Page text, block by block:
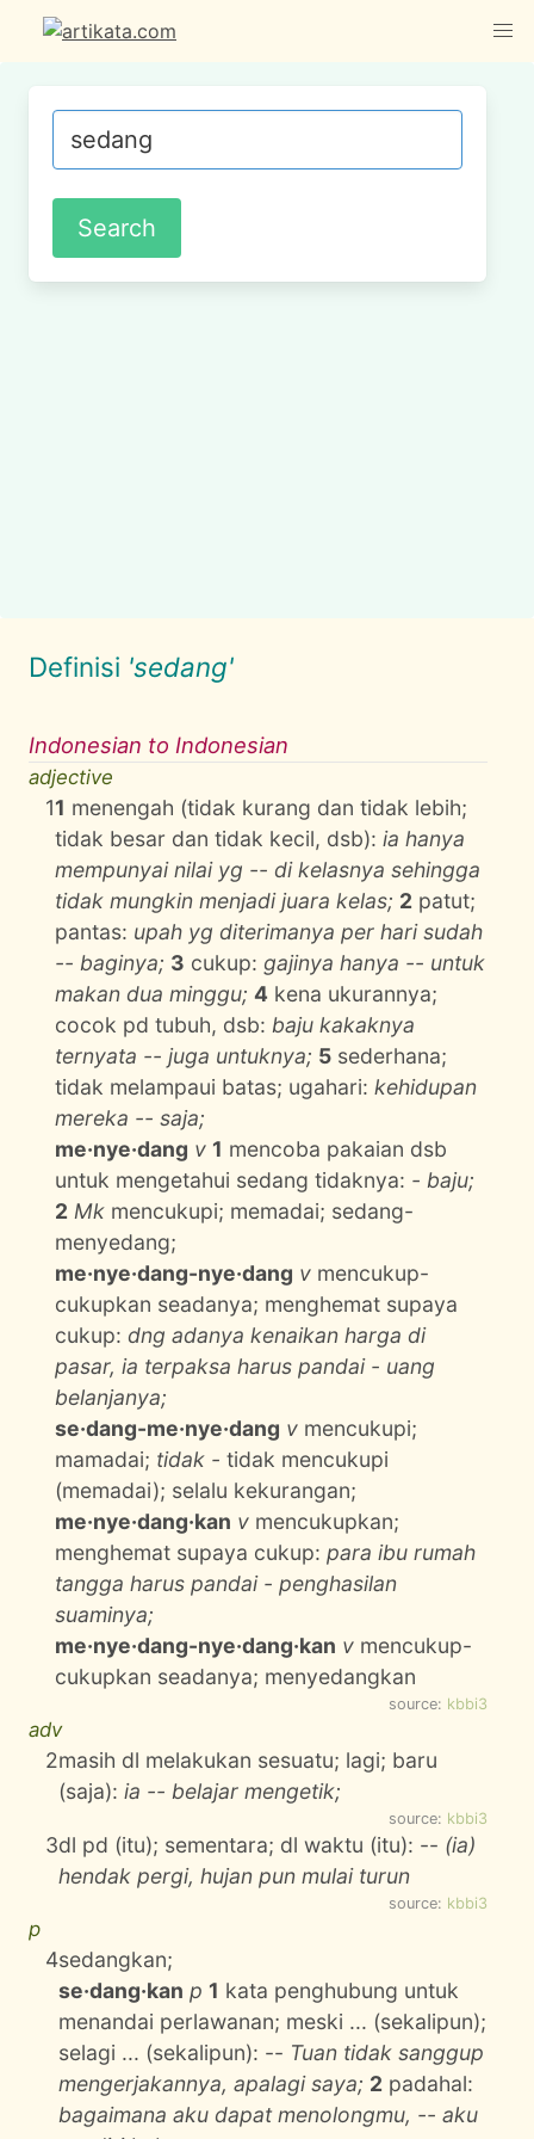
Definisi 'sedang'
Indonesian to Indonesian
adjective
11 menengah (tidak kurang dan tidak lebih;
tidak besar dan tidak kecil, dsb):ia hanya
mempunyai nilai yg -- di kelasnya sehingga
tidak mungkin menjadi juara kelas; 2 patut;
pantas: upah yg diterimanya per hari sudah
-- baginya; 3 cukup: gajinya hanya -- untuk
makan dua minggu; 4 kena ukurannya;
cocok pd tubuh, dsb: baju kakaknya
ternyata -- juga untuknya; 5 sederhana;
tidak melampaui batas; ugahari:kehidupan
mereka -- saja;
me·nye·dang v 1 mencoba pakaian dsb
untuk mengetahui sedang tidaknya: - baju;
2 Mk mencukupi; memadai; sedang-
menyedang;
me·nye·dang-nye·dang v mencukup-
cukupkan seadanya; menghemat supaya
cukup:dng adanya kenaikan harga di
pasar, ia terpaksa harus pandai - uang
belanjanya;
se·dang-me·nye·dang v mencukupi;
mamadai; tidak - tidak mencukupi
(memadai); selalu kekurangan;
me·nye·dang·kan v mencukupkan;
menghemat supaya cukup:para ibu rumah
tangga harus pandai - penghasilan
suaminya;
me·nye·dang-nye·dang·kan v mencukup-
cukupkan seadanya; menyedangkan
source: kbbi3
adv
2masih dl melakukan sesuatu; lagi; baru
(saja):ia -- belajar mengetik;
source: kbbi3
3dl pd (itu); sementara; dl waktu (itu): -- (ia)
hendak pergi, hujan pun mulai turun
source: kbbi3
p
4sedangkan;
se·dang·kan p 1 kata penghubung untuk
menandai perlawanan; meski ... (sekalipun);
selagi ... (sekalipun): -- Tuan tidak sanggup
mengerjakannya, apalagi saya; 2 padahal:
bagaimana aku dapat menolongmu, -- aku